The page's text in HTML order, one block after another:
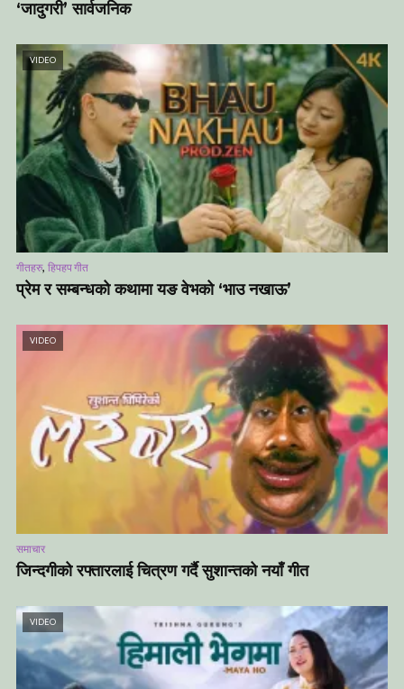
‘जादुगरी’ सार्वजनिक
VIDEO
गीतहरु, हिपहप गीत
प्रेम र सम्बन्धको कथामा यङ वेभको ‘भाउ नखाऊ’
VIDEO
समाचार
जिन्दगीको रफ्तारलाई चित्रण गर्दै सुशान्तको नयाँ गीत
VIDEO